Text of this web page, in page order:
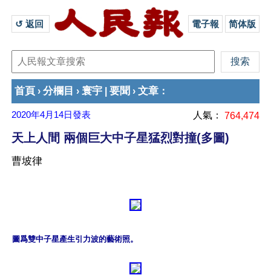
↺ 返回 電子報 简体版
首頁 › 分欄目 › 寰宇 要聞 › 文章 ：
2020年4月14日發表 人氣： 764,474
天上人間 兩個巨大中子星猛烈對撞(多圖)
曹坡律
圖爲雙中子星產生引力波的藝術照。